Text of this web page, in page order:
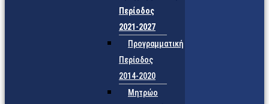
Περίοδος
2021-2027
Προγραμματική
Περίοδος
2014-2020
Μητρώο